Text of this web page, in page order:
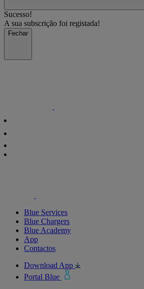
Sucesso!
A sua subscrição foi registada!
Fechar
Blue Services
Blue Chargers
Blue Academy
App
Contactos
Download App
Portal Blue